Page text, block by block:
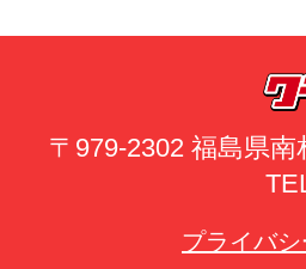
〒979-2302 福島県
プライバ